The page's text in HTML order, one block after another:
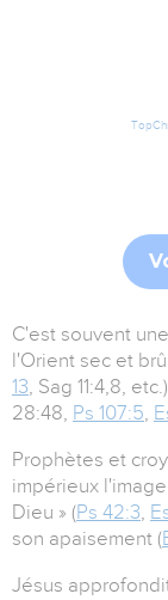
C'est souvent
l'Orient sec et
13, Sag 11:4,8,
28:48, Ps 107:5,
Prophètes et
impérieux
Dieu » (Ps 42:3,
son apaisement (
Jésus